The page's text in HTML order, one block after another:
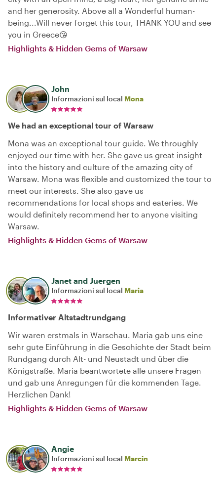
and her generosity. Above all a Wonderful human-
being...Will never forget this tour, THANK YOU and see
you in Greece😘
Highlights & Hidden Gems of Warsaw
John
Informazioni sul local Mona
We had an exceptional tour of Warsaw
Mona was an exceptional tour guide. We throughly
enjoyed our time with her. She gave us great insight
into the history and culture of the amazing city of
Warsaw. Mona was flexible and customized the tour to
meet our interests. She also gave us
recommendations for local shops and eateries. We
would definitely recommend her to anyone visiting
Warsaw.
Highlights & Hidden Gems of Warsaw
Janet and Juergen
Informazioni sul local Maria
Informativer Altstadtrundgang
Wir waren erstmals in Warschau. Maria gab uns eine
sehr gute Einführung in die Geschichte der Stadt beim
Rundgang durch Alt- und Neustadt und über die
Königstraße. Maria beantwortete alle unsere Fragen
und gab uns Anregungen für die kommenden Tage.
Herzlichen Dank!
Highlights & Hidden Gems of Warsaw
Angie
Informazioni sul local Marcin